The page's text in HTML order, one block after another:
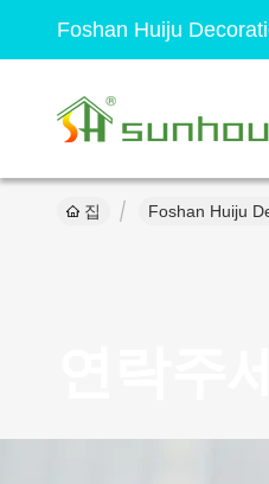
Foshan Huiju
집 Foshan Huiju